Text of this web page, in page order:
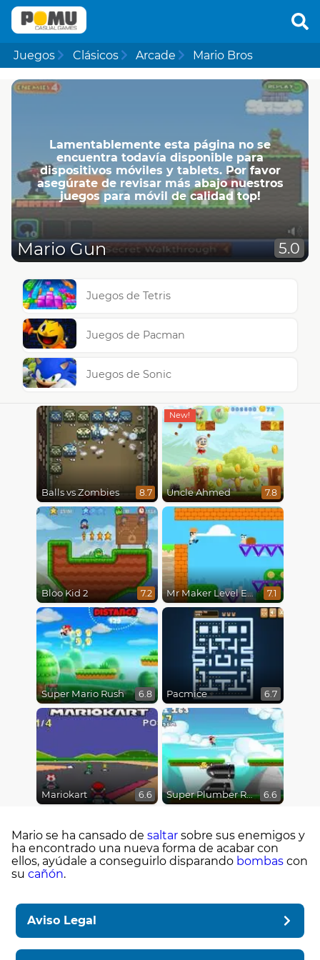
Juegos Clásicos Arcade Mario Bros
Lamentablemente esta página no se
encuentra todavía disponible para
dispositivos móviles y tablets. Por favor
asegúrate de revisar más abajo nuestros
juegos para móvil de calidad top!
Mario Gun 5.0
Juegos de Tetris
Juegos de Pacman
Juegos de Sonic
Balls vs Zombies 8.7 Uncle Ahmed 7.8
Bloo Kid 2 7.2 Mr Maker Level Editor 7.1
Super Mario Rush 6.8 Pacmice 6.7
Mariokart 6.6 Super Plumber Run 6.6
Mario se ha cansado de saltar sobre sus enemigos y
ha encontrado una nueva forma de acabar con
ellos, ayúdale a conseguirlo disparando bombas con
su cañón.
Aviso Legal